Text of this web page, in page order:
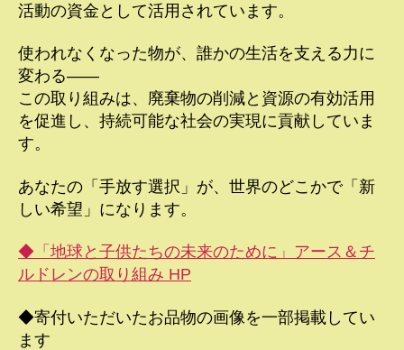
活動の資金として活用されています。
使われなくなった物が、誰かの生活を支える力に
変わる――
この取り組みは、廃棄物の削減と資源の有効活用
を促進し、持続可能な社会の実現に貢献していま
す。
あなたの「手放す選択」が、世界のどこかで「新
しい希望」になります。
◆「地球と子供たちの未来のために」アース＆チ
ルドレンの取り組み HP
◆寄付いただいたお品物の画像を一部掲載してい
ます